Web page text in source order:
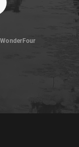
WonderFour